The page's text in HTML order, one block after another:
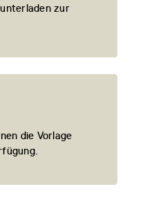
zur
die Vorlage